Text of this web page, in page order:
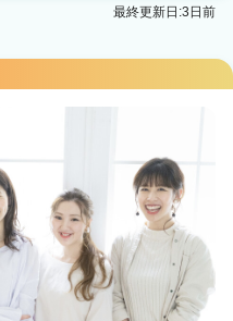
最終更新日:3日前